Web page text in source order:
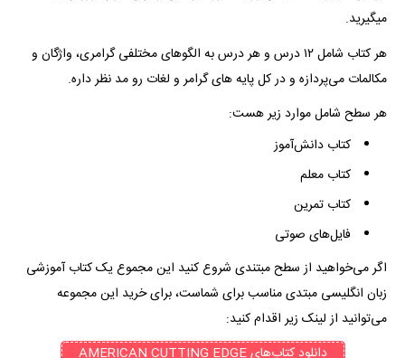
میگیرید.
هر کتاب شامل ۱۲ درس و هر درس به الگوهای مختلفی گرامری، واژگان و
مکالمات می‌پردازه و در کل پایه های گرامر و لغات رو مد نظر داره.
هر سطح شامل موارد زیر هست:
کتاب دانش‌آموز
کتاب معلم
کتاب تمرین
فایل‌های صوتی
اگر می‌خواهید از سطح مبتندی شروع کنید این مجموع یک کتاب آموزشی
زبان انگلیسی مبتدی مناسب برای شماست، برای خرید این مجموعه
می‌توانید از لینک زیر اقدام کنید:
دانلود کتاب‌های AMERICAN CUTTING EDGE